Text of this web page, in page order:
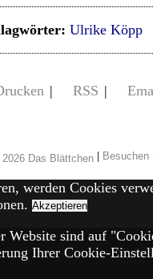
Ulrike Köpp
| RSS |
|
werden Cookies
Akzeptieren
sind auf
Ihrer Cookie-